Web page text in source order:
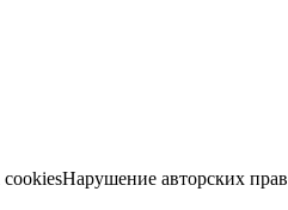
Нарушение авторских прав